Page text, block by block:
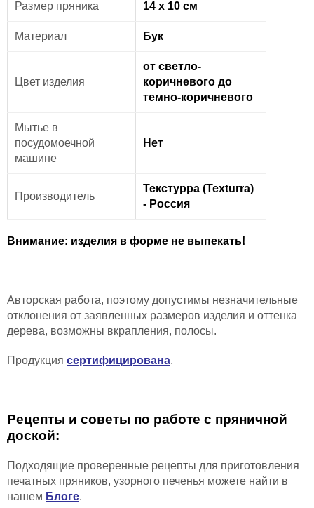
Размер пряника 14 х 10 см
Материал Бук
Цвет изделия
от светло-
коричневого до
темно-коричневого
Мытье в
посудомоечной
машине
Нет
Производитель
Текстурра (Texturra)
- Россия
Внимание: изделия в форме не выпекать!
Авторская работа, поэтому допустимы незначительные
отклонения от заявленных размеров изделия и оттенка
дерева, возможны вкрапления, полосы.
Продукция сертифицирована.
Рецепты и советы по работе с пряничной
доской:
Подходящие проверенные рецепты для приготовления
печатных пряников, узорного печенья можете найти в
нашем Блоге.